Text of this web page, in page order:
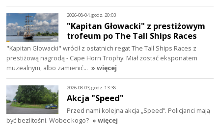
2026-08-04, godz. 20:03
"Kapitan Głowacki" z prestiżowym
trofeum po The Tall Ships Races
"Kapitan Głowacki" wrócił z ostatnich regat The Tall Ships Races z
prestiżową nagrodą - Cape Horn Trophy. Miał zostać eksponatem
muzealnym, albo zamienić… » więcej
2026-08-03, godz. 13:38
Akcja "Speed"
Przed nami kolejna akcja „Speed”. Policjanci mają
być bezlitośni. Wobec kogo? » więcej